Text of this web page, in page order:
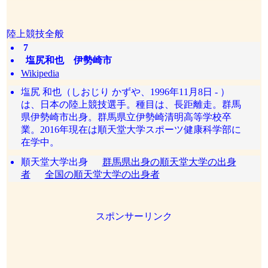
陸上競技全般
7
塩尻和也 伊勢崎市
Wikipedia
塩尻 和也（しおじり かずや、1996年11月8日 - ）
は、日本の陸上競技選手。種目は、長距離走。群馬
県伊勢崎市出身。群馬県立伊勢崎清明高等学校卒
業。2016年現在は順天堂大学スポーツ健康科学部に
在学中。
順天堂大学出身 群馬県出身の順天堂大学の出身
者
全国の順天堂大学の出身者
スポンサーリンク